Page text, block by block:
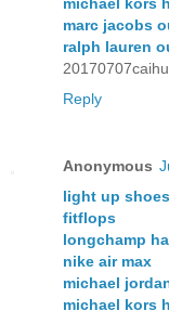
marc jacobs
ralph lauren
Reply
Anonymous
light up shoes
fitflops
longchamp
nike air max
michael
michael kors